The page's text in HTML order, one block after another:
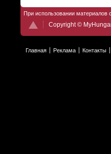
При использовании материалов
Copyright ©
Главная Реклама Контакты